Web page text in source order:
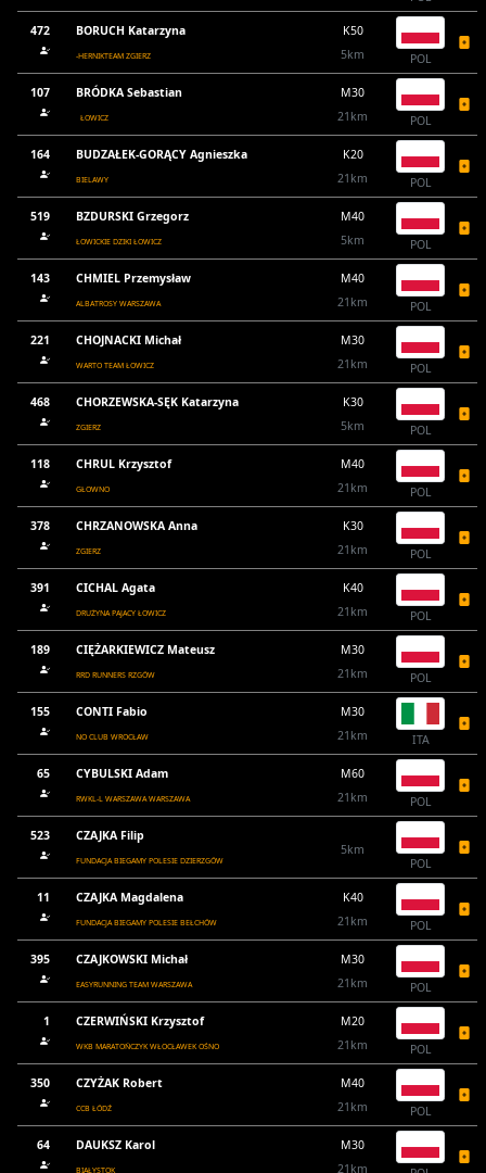
472 BORUCH Katarzyna
-HERNIKTEAM ZGIERZ
K50
5km
POL
107 BRÓDKA Sebastian
ŁOWICZ
M30
21km
POL
164 BUDZAŁEK-GORĄCY Agnieszka
BIELAWY
K20
21km
POL
519 BZDURSKI Grzegorz
ŁOWICKIE DZIKI ŁOWICZ
M40
5km
POL
143 CHMIEL Przemysław
ALBATROSY WARSZAWA
M40
21km
POL
221 CHOJNACKI Michał
WARTO TEAM ŁOWICZ
M30
21km
POL
468 CHORZEWSKA-SĘK Katarzyna
ZGIERZ
K30
5km
POL
118 CHRUL Krzysztof
GŁOWNO
M40
21km
POL
378 CHRZANOWSKA Anna
ZGIERZ
K30
21km
POL
391 CICHAL Agata
DRUŻYNA PAJACY ŁOWICZ
K40
21km
POL
189 CIĘŻARKIEWICZ Mateusz
RRD RUNNERS RZGÓW
M30
21km
POL
155 CONTI Fabio
NO CLUB WROCŁAW
M30
21km
ITA
65 CYBULSKI Adam
RWKL-L WARSZAWA WARSZAWA
M60
21km
POL
523 CZAJKA Filip
FUNDACJA BIEGAMY POLESIE DZIERZGÓW
5km
POL
11 CZAJKA Magdalena
FUNDACJA BIEGAMY POLESIE BEŁCHÓW
K40
21km
POL
395 CZAJKOWSKI Michał
EASYRUNNING TEAM WARSZAWA
M30
21km
POL
1 CZERWIŃSKI Krzysztof
WKB MARATOŃCZYK WŁOCŁAWEK OŚNO
M20
21km
POL
350 CZYŻAK Robert
CCB ŁÓDŹ
M40
21km
POL
64 DAUKSZ Karol
BIAŁYSTOK
M30
21km